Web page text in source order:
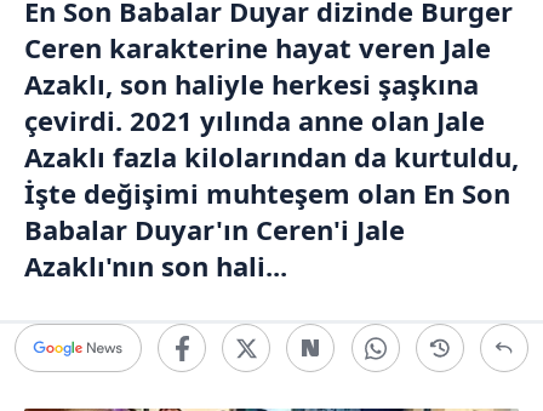
En Son Babalar Duyar dizinde Burger
Ceren karakterine hayat veren Jale
Azaklı, son haliyle herkesi şaşkına
çevirdi. 2021 yılında anne olan Jale
Azaklı fazla kilolarından da kurtuldu,
İşte değişimi muhteşem olan En Son
Babalar Duyar'ın Ceren'i Jale
Azaklı'nın son hali...